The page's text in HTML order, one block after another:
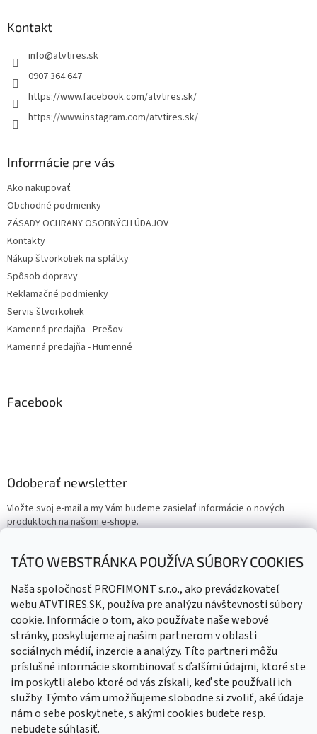
TÁTO WEBSTRÁNKA POUŽÍVA SÚBORY COOKIES
Naša spoločnosť PROFIMONT s.r.o., ako prevádzkovateľ
webu ATVTIRES.SK, používa pre analýzu návštevnosti súbory
cookie. Informácie o tom, ako používate naše webové
stránky, poskytujeme aj našim partnerom v oblasti
sociálnych médií, inzercie a analýzy. Títo partneri môžu
príslušné informácie skombinovať s ďalšími údajmi, ktoré ste
im poskytli alebo ktoré od vás získali, keď ste používali ich
služby. Týmto vám umožňujeme slobodne si zvoliť, aké údaje
nám o sebe poskytnete, s akými cookies budete resp.
nebudete súhlasiť.
Kontakt
info@atvtires.sk
0907 364 647
https://www.facebook.com/atvtires.sk/
https://www.instagram.com/atvtires.sk/
Informácie pre vás
Ako nakupovať
Obchodné podmienky
ZÁSADY OCHRANY OSOBNÝCH ÚDAJOV
Kontakty
Nákup štvorkoliek na splátky
Spôsob dopravy
Reklamačné podmienky
Servis štvorkoliek
Kamenná predajňa - Prešov
Kamenná predajňa - Humenné
Facebook
Odoberať newsletter
Vložte svoj e-mail a my Vám budeme zasielať informácie o nových
produktoch na našom e-shope.
Email
Vložením e-mailu súhlasíte spodmienkami ochrany osobných
údajov
PRIHLÁSIŤ SA